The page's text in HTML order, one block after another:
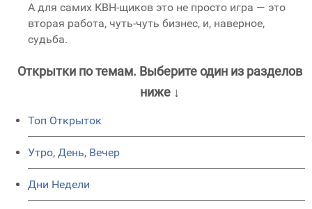
А для самих КВН-щиков это не просто игра — это
вторая работа, чуть-чуть бизнес, и, наверное,
судьба.
Открытки по темам. Выберите один из разделов
ниже ↓
Топ Открыток
Утро, День, Вечер
Дни Недели